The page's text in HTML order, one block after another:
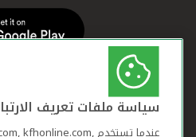
سياسة ملفات تعريف